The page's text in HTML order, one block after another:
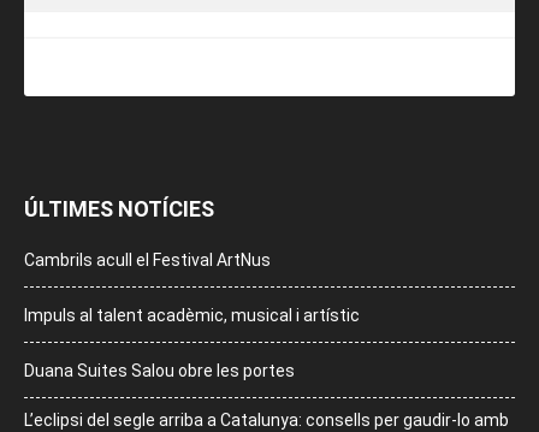
ÚLTIMES NOTÍCIES
Cambrils acull el Festival ArtNus
Impuls al talent acadèmic, musical i artístic
Duana Suites Salou obre les portes
L’eclipsi del segle arriba a Catalunya: consells per gaudir-lo amb